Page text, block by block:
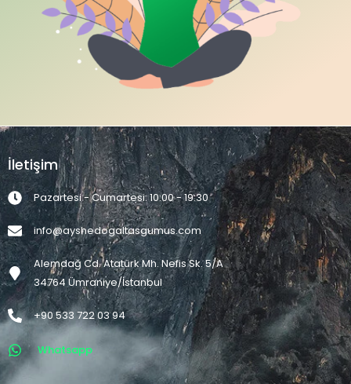
İletişim
Pazartesi - Cumartesi: 10:00 - 19:30
info@ayshedogaltasgumus.com
Alemdağ Cd. Atatürk Mh. Nefis Sk. 5/A
34764 Ümraniye/İstanbul
+90 533 722 03 94
Whatsapp